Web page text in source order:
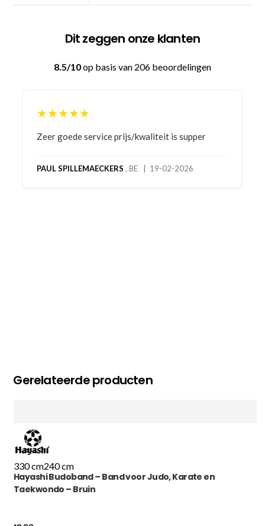
Dit zeggen onze klanten
8.5/10op basis van 206 beoordelingen
★★★★★
Bestelling gedaan vanwege goede prijzen en
bestelling al ontvangen met gifts, waardoor je
Gerelateerde producten
330 cm240 cm
Hayashi Budoband – Band voor Judo, Karate en
Taekwondo – Bruin